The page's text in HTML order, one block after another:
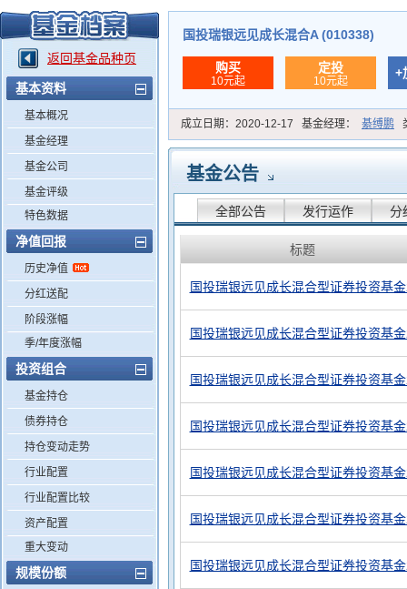
添富优势 华安宏利 上证180价值ETF
返回基金品种页
基本资料
基本概况
基金经理
基金公司
基金评级
特色数据
净值回报
历史净值
分红送配
阶段涨幅
季/年度涨幅
投资组合
基金持仓
债券持仓
持仓变动走势
行业配置
行业配置比较
资产配置
重大变动
规模份额
国投瑞银远见成长混合A (010338)
购买
10元起
定投
10元起
+
成立日期： 2020-12-17 基金经理： 綦缚鹏
基金公告
全部公告 发行运作 分
标题
国投瑞银远见成长混合型证券投资基
国投瑞银远见成长混合型证券投资基
国投瑞银远见成长混合型证券投资基
国投瑞银远见成长混合型证券投资基
国投瑞银远见成长混合型证券投资基
国投瑞银远见成长混合型证券投资基
国投瑞银远见成长混合型证券投资基